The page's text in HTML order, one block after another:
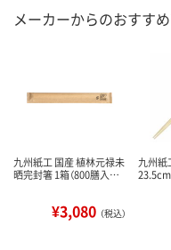
メーカーからのおすす
九州紙工 国産 植林元禄未
晒完封箸 1箱（800膳入…
¥3,080 （税込）
九州紙
23.5cm